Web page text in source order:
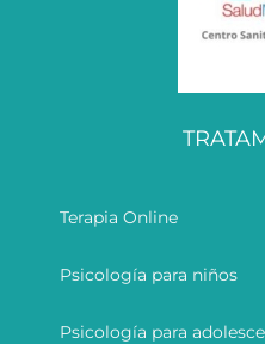
Terapia Online
Psicología para niños
Psicología para